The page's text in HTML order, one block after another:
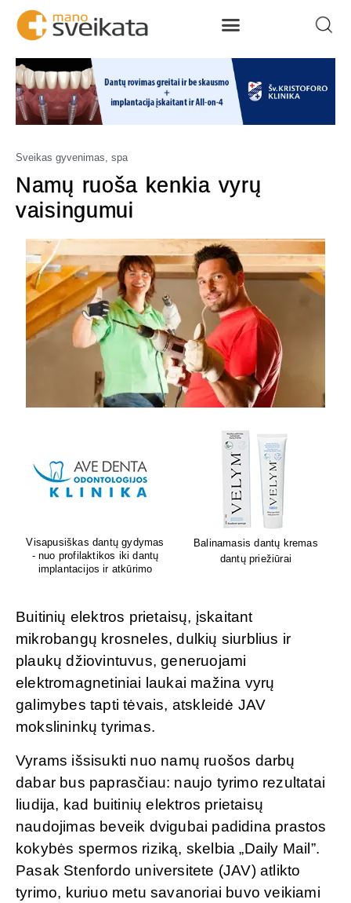
Sveikas gyvenimas, spa
Namų ruoša kenkia vyrų
vaisingumui
Sėdėk geriau. Jauskis geriau
Lion's mane grybų papildai
smegenų veiklai
Buitinių elektros prietaisų, įskaitant
mikrobangų krosneles, dulkių siurblius ir
plaukų džiovintuvus, generuojami
elektromagnetiniai laukai mažina vyrų
galimybes tapti tėvais, atskleidė JAV
mokslininkų tyrimas.
Vyrams išsisukti nuo namų ruošos darbų
dabar bus paprasčiau: naujo tyrimo rezultatai
liudija, kad buitinių elektros prietaisų
naudojimas beveik dvigubai padidina prastos
kokybės spermos riziką, skelbia „Daily Mail”.
Pasak Stenfordo universitete (JAV) atlikto
tyrimo, kuriuo metu savanoriai buvo veikiami